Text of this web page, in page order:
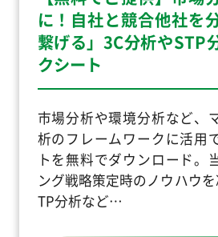
に！自社と競合他社を
繋げる」3C分析やSTP
クシート
市場分析や環境分析など、
析のフレームワークに活用
トを無料でダウンロード。
ング戦略策定時のノウハウ
TP分析など…